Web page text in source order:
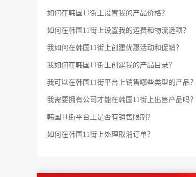
如何在韩国11街上设置我的产品价格？
如何在韩国11街上设置我的运费和物流选项？
我如何在韩国11街上创建优惠活动和促销？
我如何在韩国11街上创建我的产品目录？
我可以在韩国11街平台上销售哪些类型的产品？
我需要拥有公司才能在韩国11街上出售产品吗？
韩国11街平台上是否有销售限制？
如何在韩国11街上处理取消订单？